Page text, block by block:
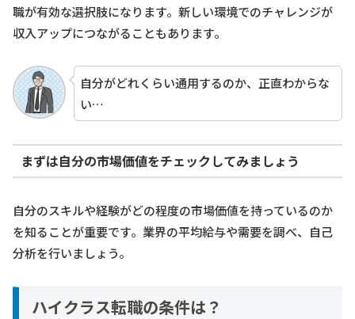
職が有効な選択肢になります。新しい環境でのチャレンジが
収入アップにつながることもあります。
自分がどれくらい通用するのか、正直わからな
い…
まずは自分の市場価値をチェックしてみましょう
自分のスキルや経験がどの程度の市場価値を持っているのか
を知ることが重要です。業界の平均給与や需要を調べ、自己
分析を行いましょう。
ハイクラス転職の条件は？